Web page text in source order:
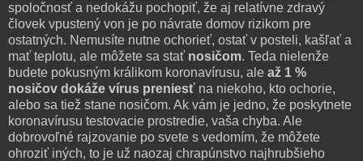
spoločnosť a nedokážu pochopiť, že aj relatívne zdravý
človek vpustený von je po návrate domov rizikom pre
ostatných. Nemusíte nutne ochorieť, ostať v posteli, kašľať a
mať teplotu, ale môžete sa stať nosičom. Teda nielenže
budete pokusným králikom koronavírusu, ale až 1 %
nosičov dokáže vírus preniesť na niekoho, kto ochorie,
alebo sa tiež stane nosičom. Ak vám je jedno, že poskytnete
koronavírusu testovacie prostredie, vaša chyba. Ale
dobrovoľné rajzovanie po svete s vedomím, že môžete
ohroziť iných, to je už naozaj chrapúnstvo najhrubšieho